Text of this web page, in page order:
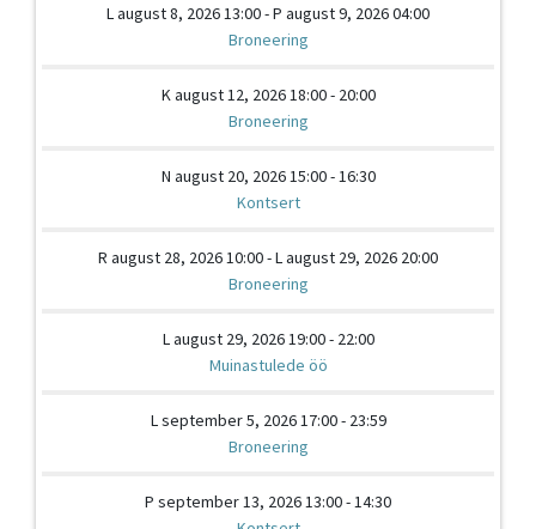
L august 8, 2026 13:00 - P august 9, 2026 04:00
Broneering
K august 12, 2026 18:00 - 20:00
Broneering
N august 20, 2026 15:00 - 16:30
Kontsert
R august 28, 2026 10:00 - L august 29, 2026 20:00
Broneering
L august 29, 2026 19:00 - 22:00
Muinastulede öö
L september 5, 2026 17:00 - 23:59
Broneering
P september 13, 2026 13:00 - 14:30